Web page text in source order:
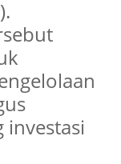
investasi